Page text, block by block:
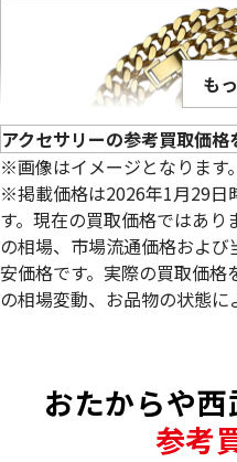
参考買取価格
も
アクセサリーの参考買取価格
※画像はイメージとなります。
※掲載価格は2026年1月29日
す。現在の買取価格ではあ
の相場、市場流通価格およ
安価格です。実際の買取価
の相場変動、お品物の状態に
おたからや
参考